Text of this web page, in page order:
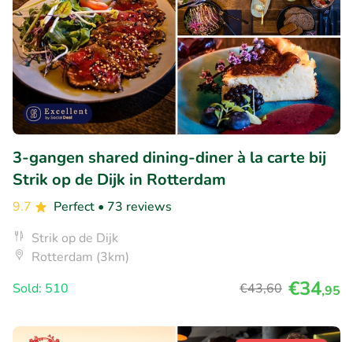
3-gangen shared dining-diner à la carte bij
Strik op de Dijk in Rotterdam
9.7 Perfect • 73 reviews
Strik op de Dijk
Rotterdam (3km)
Sold: 510
€43,60 €34,95